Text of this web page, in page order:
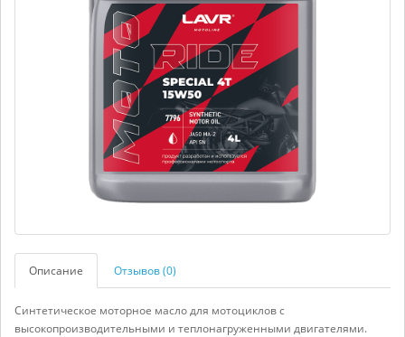
Описание Отзывов (0)
Синтетическое моторное масло для мотоциклов с
высокопроизводительными и теплонагруженными двигателями.